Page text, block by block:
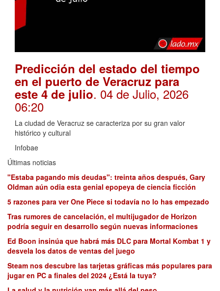
Predicción del estado del tiempo
en el puerto de Veracruz para
este 4 de julio. 04 de Julio, 2026
06:20
La ciudad de Veracruz se caracteriza por su gran valor
histórico y cultural
Infobae
Últimas noticias
"Estaba pagando mis deudas": treinta años después, Gary
Oldman aún odia esta genial epopeya de ciencia ficción
5 razones para ver One Piece si todavía no lo has empezado
Tras rumores de cancelación, el multijugador de Horizon
podría seguir en desarrollo según nuevas informaciones
Ed Boon insinúa que habrá más DLC para Mortal Kombat 1 y
desvela los datos de ventas del juego
Steam nos descubre las tarjetas gráficas más populares para
jugar en PC a finales del 2024 ¿Está la tuya?